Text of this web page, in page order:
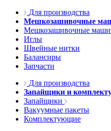
Для производства
Мешкозашивочные
Мешкозашивочные
Иглы
Швейные нитки
Балансиры
Запчасти
Для производства
Запайщики и
Запайщики
Вакуумные пакеты
Комплектующие